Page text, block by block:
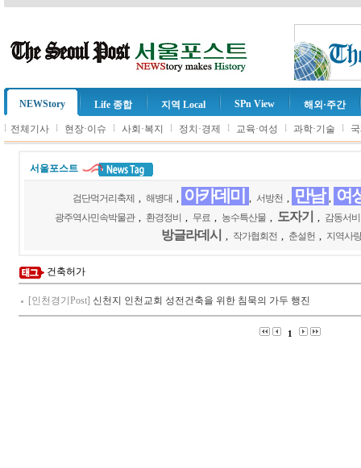
NEWStory Life 종합 지역 Local SPn View 해외·주간
l 전체기사 l 현장·이슈 l 사회·복지 l 정치·경제 l 교육·여성 l 과학·기술 l
서울포스트
검단먹거리축제 해병대 아카데미 서방천 만남 여
광주역사민속박물관 환경정비 무료 농수특산물 도자기 감동서
방글라데시 작가협회전 춘설헌 지역사
건축허가
[인천경기Post] 신천지 인천교회 성전건축을 위한 침묵의 가두 행진
1